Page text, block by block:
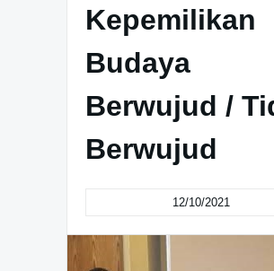
Kepemilikan
Budaya
Berwujud /
Berwujud
12/10/2021